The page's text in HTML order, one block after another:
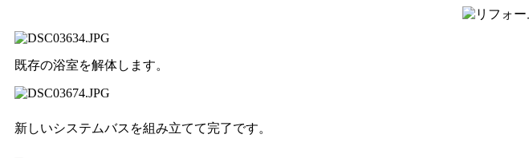
既存の浴室を解体します。
新しいシステムバスを組み立てて完了です。